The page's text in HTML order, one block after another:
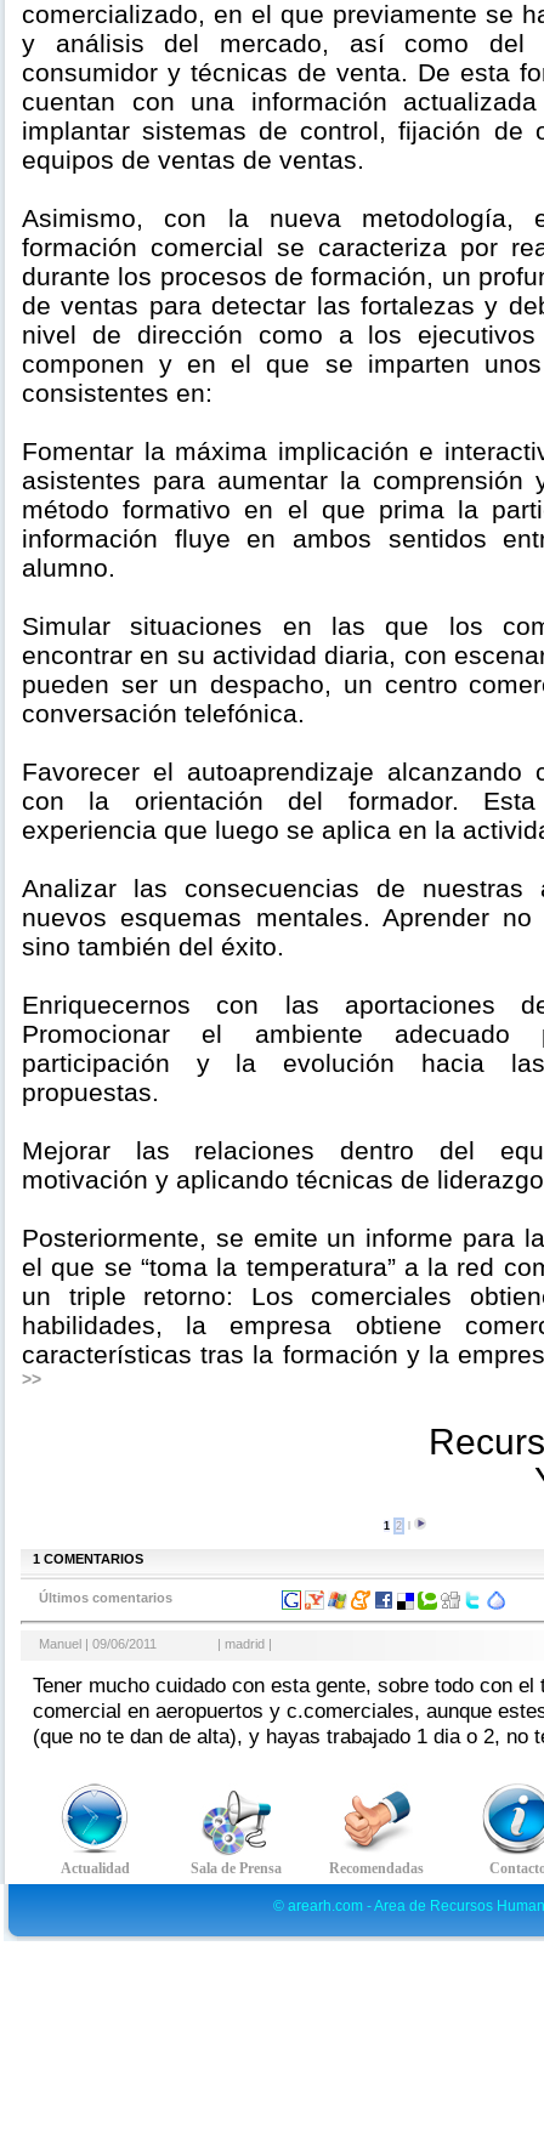
comercializado, en el que previamente se
y análisis del mercado, así como del
consumidor y técnicas de venta. De esta
cuentan con una información
implantar sistemas de control, fijación de
equipos de ventas de ventas.
Asimismo, con la nueva metodología,
formación comercial se caracteriza por
durante los procesos de formación, un
de ventas para detectar las fortalezas y
nivel de dirección como a los
componen y en el que se imparten
consistentes en:
Fomentar la máxima implicación e
asistentes para aumentar la comprensión
método formativo en el que prima la
información fluye en ambos sentidos
alumno.
Simular situaciones en las que los
encontrar en su actividad diaria, con
pueden ser un despacho, un centro
conversación telefónica.
Favorecer el autoaprendizaje alcanzando
con la orientación del formador.
experiencia que luego se aplica en la
Analizar las consecuencias de nuestras
nuevos esquemas mentales. Aprender
sino también del éxito.
Enriquecernos con las aportaciones
Promocionar el ambiente
participación y la evolución hacia
propuestas.
Mejorar las relaciones dentro del
motivación y aplicando técnicas de
Posteriormente, se emite un informe para
el que se “toma la temperatura” a la red
un triple retorno: Los comerciales
habilidades, la empresa obtiene
características tras la formación y la
>>
1 2
1 COMENTARIOS
Últimos comentarios
Manuel | 09/06/2011 | madrid |
Tener mucho cuidado con esta gente, sobre todo con el
comercial en aeropuertos y c.comerciales, aunque
(que no te dan de alta), y hayas trabajado 1 dia o 2, no
© arearh.com - Area de Recursos